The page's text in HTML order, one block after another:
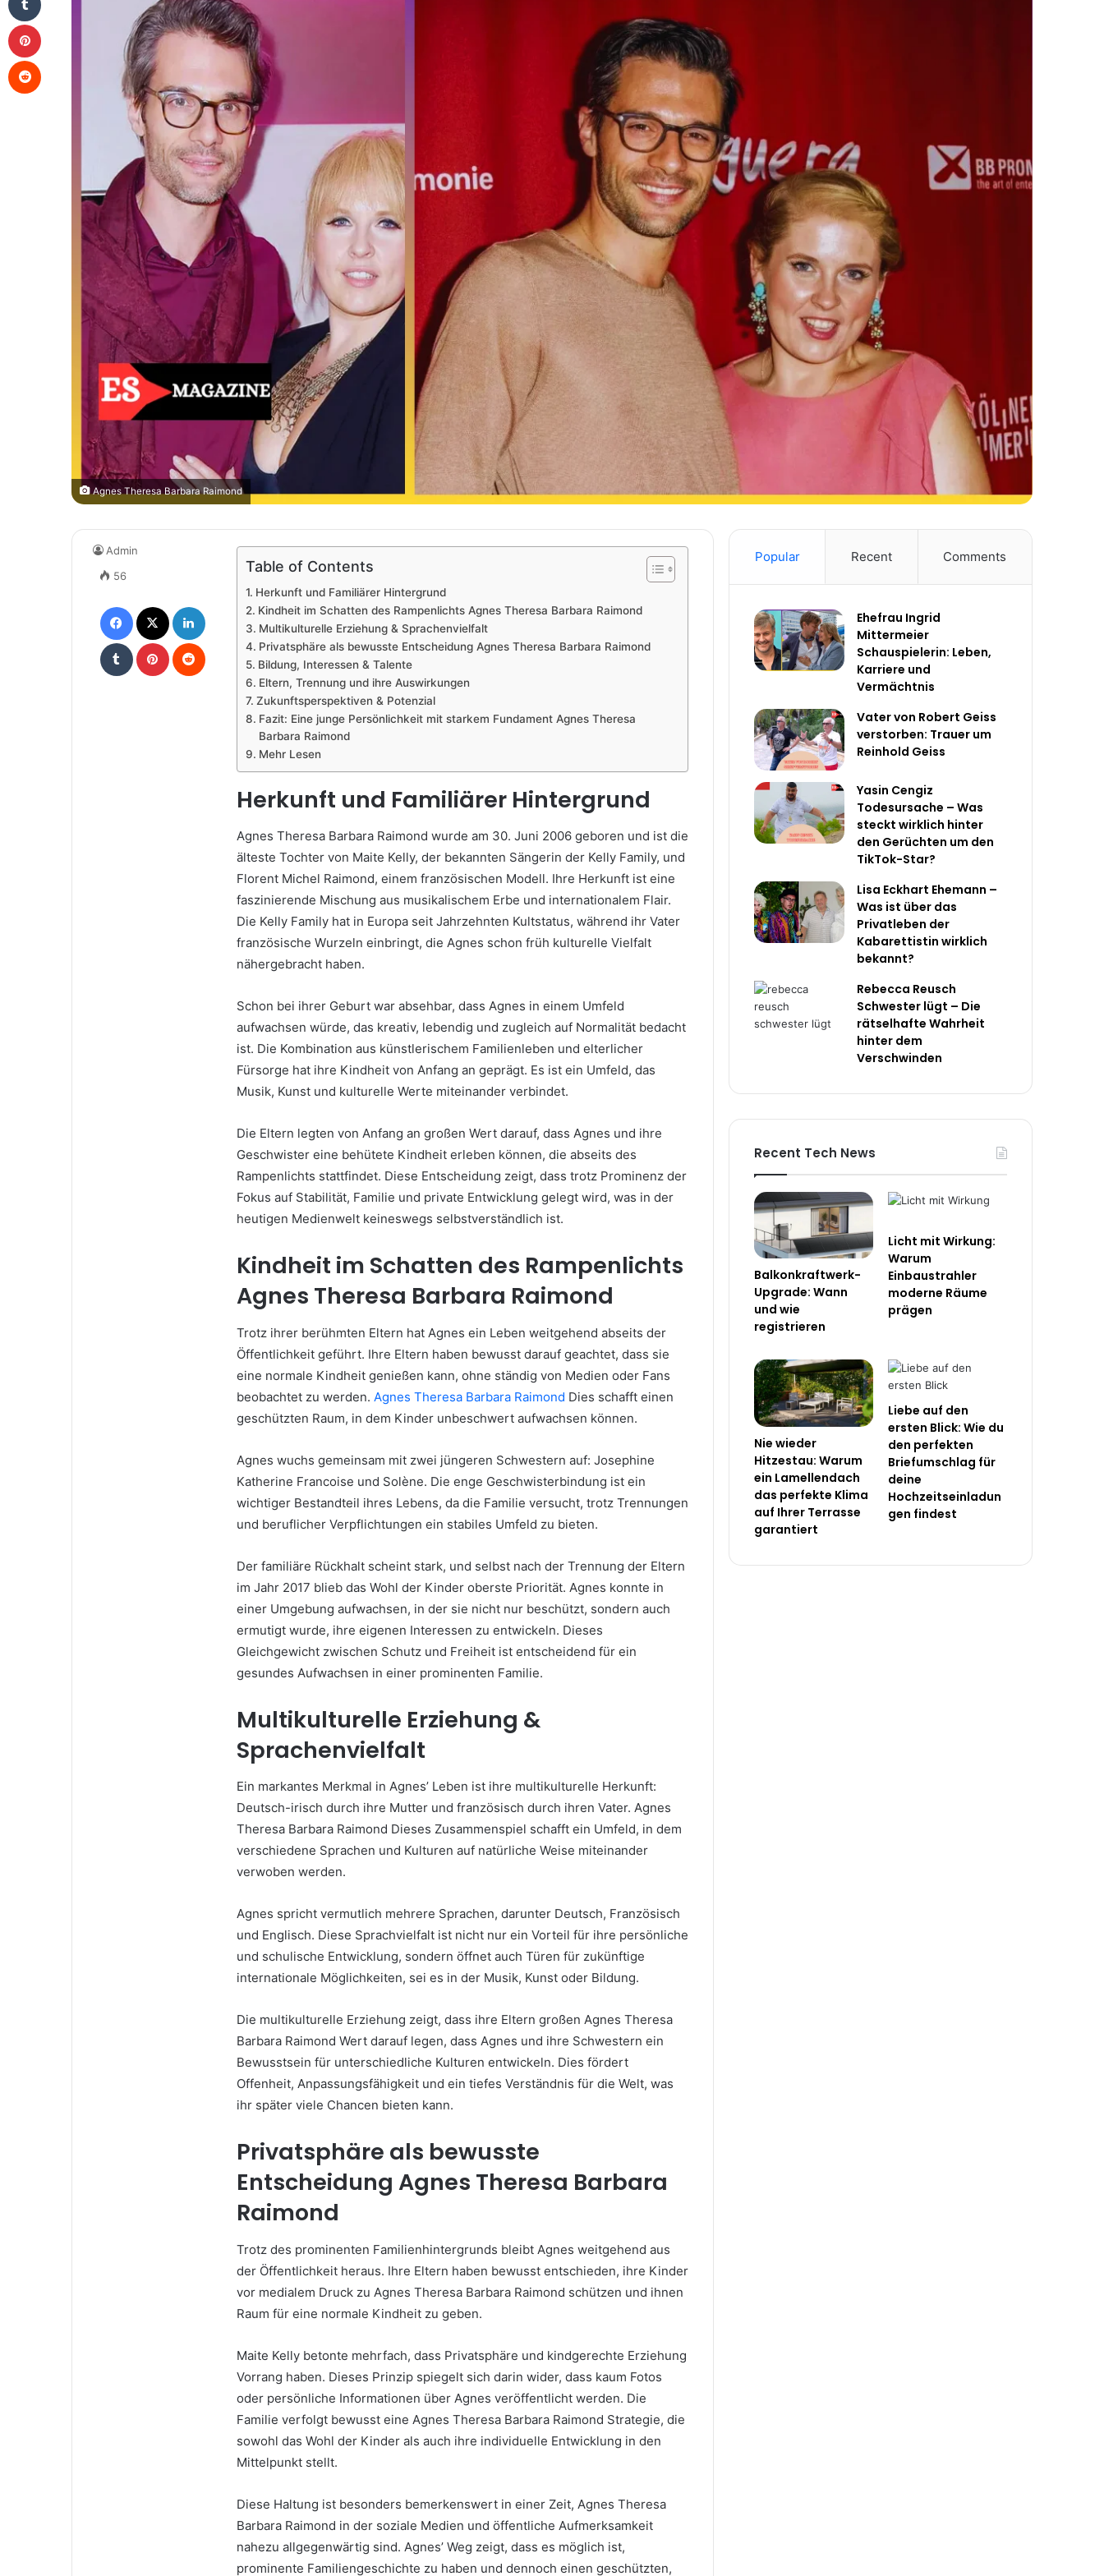
Agnes Theresa Barbara Raimond
Table of Contents
Herkunft und Familiärer Hintergrund
Kindheit im Schatten des Rampenlichts Agnes Theresa Barbara Raimond
Multikulturelle Erziehung & Sprachenvielfalt
Privatsphäre als bewusste Entscheidung Agnes Theresa Barbara Raimond
Bildung, Interessen & Talente
Eltern, Trennung und ihre Auswirkungen
Zukunftsperspektiven & Potenzial
Fazit: Eine junge Persönlichkeit mit starkem Fundament Agnes Theresa
Barbara Raimond
Mehr Lesen
Herkunft und Familiärer Hintergrund
Agnes Theresa Barbara Raimond wurde am 30. Juni 2006 geboren und ist die
älteste Tochter von Maite Kelly, der bekannten Sängerin der Kelly Family, und
Florent Michel Raimond, einem französischen Modell. Ihre Herkunft ist eine
faszinierende Mischung aus musikalischem Erbe und internationalem Flair.
Die Kelly Family hat in Europa seit Jahrzehnten Kultstatus, während ihr Vater
französische Wurzeln einbringt, die Agnes schon früh kulturelle Vielfalt
nähergebracht haben.
Schon bei ihrer Geburt war absehbar, dass Agnes in einem Umfeld
aufwachsen würde, das kreativ, lebendig und zugleich auf Normalität bedacht
ist. Die Kombination aus künstlerischem Familienleben und elterlicher
Fürsorge hat ihre Kindheit von Anfang an geprägt. Es ist ein Umfeld, das
Musik, Kunst und kulturelle Werte miteinander verbindet.
Die Eltern legten von Anfang an großen Wert darauf, dass Agnes und ihre
Geschwister eine behütete Kindheit erleben können, die abseits des
Rampenlichts stattfindet. Diese Entscheidung zeigt, dass trotz Prominenz der
Fokus auf Stabilität, Familie und private Entwicklung gelegt wird, was in der
heutigen Medienwelt keineswegs selbstverständlich ist.
Kindheit im Schatten des Rampenlichts
Agnes Theresa Barbara Raimond
Trotz ihrer berühmten Eltern hat Agnes ein Leben weitgehend abseits der
Öffentlichkeit geführt. Ihre Eltern haben bewusst darauf geachtet, dass sie
eine normale Kindheit genießen kann, ohne ständig von Medien oder Fans
beobachtet zu werden. Agnes Theresa Barbara Raimond Dies schafft einen
geschützten Raum, in dem Kinder unbeschwert aufwachsen können.
Agnes wuchs gemeinsam mit zwei jüngeren Schwestern auf: Josephine
Katherine Francoise und Solène. Die enge Geschwisterbindung ist ein
wichtiger Bestandteil ihres Lebens, da die Familie versucht, trotz Trennungen
und beruflicher Verpflichtungen ein stabiles Umfeld zu bieten.
Der familiäre Rückhalt scheint stark, und selbst nach der Trennung der Eltern
im Jahr 2017 blieb das Wohl der Kinder oberste Priorität. Agnes konnte in
einer Umgebung aufwachsen, in der sie nicht nur beschützt, sondern auch
ermutigt wurde, ihre eigenen Interessen zu entwickeln. Dieses
Gleichgewicht zwischen Schutz und Freiheit ist entscheidend für ein
gesundes Aufwachsen in einer prominenten Familie.
Multikulturelle Erziehung &
Sprachenvielfalt
Ein markantes Merkmal in Agnes’ Leben ist ihre multikulturelle Herkunft:
Deutsch-irisch durch ihre Mutter und französisch durch ihren Vater. Agnes
Theresa Barbara Raimond Dieses Zusammenspiel schafft ein Umfeld, in dem
verschiedene Sprachen und Kulturen auf natürliche Weise miteinander
verwoben werden.
Agnes spricht vermutlich mehrere Sprachen, darunter Deutsch, Französisch
und Englisch. Diese Sprachvielfalt ist nicht nur ein Vorteil für ihre persönliche
und schulische Entwicklung, sondern öffnet auch Türen für zukünftige
internationale Möglichkeiten, sei es in der Musik, Kunst oder Bildung.
Die multikulturelle Erziehung zeigt, dass ihre Eltern großen Agnes Theresa
Barbara Raimond Wert darauf legen, dass Agnes und ihre Schwestern ein
Bewusstsein für unterschiedliche Kulturen entwickeln. Dies fördert
Offenheit, Anpassungsfähigkeit und ein tiefes Verständnis für die Welt, was
ihr später viele Chancen bieten kann.
Privatsphäre als bewusste
Entscheidung Agnes Theresa Barbara
Raimond
Trotz des prominenten Familienhintergrunds bleibt Agnes weitgehend aus
der Öffentlichkeit heraus. Ihre Eltern haben bewusst entschieden, ihre Kinder
vor medialem Druck zu Agnes Theresa Barbara Raimond schützen und ihnen
Raum für eine normale Kindheit zu geben.
Maite Kelly betonte mehrfach, dass Privatsphäre und kindgerechte Erziehung
Vorrang haben. Dieses Prinzip spiegelt sich darin wider, dass kaum Fotos
oder persönliche Informationen über Agnes veröffentlicht werden. Die
Familie verfolgt bewusst eine Agnes Theresa Barbara Raimond Strategie, die
sowohl das Wohl der Kinder als auch ihre individuelle Entwicklung in den
Mittelpunkt stellt.
Diese Haltung ist besonders bemerkenswert in einer Zeit, Agnes Theresa
Barbara Raimond in der soziale Medien und öffentliche Aufmerksamkeit
nahezu allgegenwärtig sind. Agnes’ Weg zeigt, dass es möglich ist,
prominente Familiengeschichte zu haben und dennoch einen geschützten,
Admin
56
Facebook LinkedIn
Tumblr Pinterest
Popular Recent Comments
Ehefrau Ingrid
Mittermeier
Schauspielerin: Leben,
Karriere und
Vermächtnis
Vater von Robert Geiss
verstorben: Trauer um
Reinhold Geiss
Yasin Cengiz
Todesursache – Was
steckt wirklich hinter
den Gerüchten um den
TikTok-Star?
Lisa Eckhart Ehemann –
Was ist über das
Privatleben der
Kabarettistin wirklich
bekannt?
Rebecca Reusch
Schwester lügt – Die
rätselhafte Wahrheit
hinter dem
Verschwinden
Recent Tech News
Balkonkraftwerk-
Upgrade: Wann
und wie
registrieren
Licht mit Wirkung:
Warum
Einbaustrahler
moderne Räume
prägen
Nie wieder
Hitzestau: Warum
ein Lamellendach
das perfekte Klima
auf Ihrer Terrasse
garantiert
Liebe auf den
ersten Blick: Wie du
den perfekten
Briefumschlag für
deine
Hochzeitseinladun
gen findest